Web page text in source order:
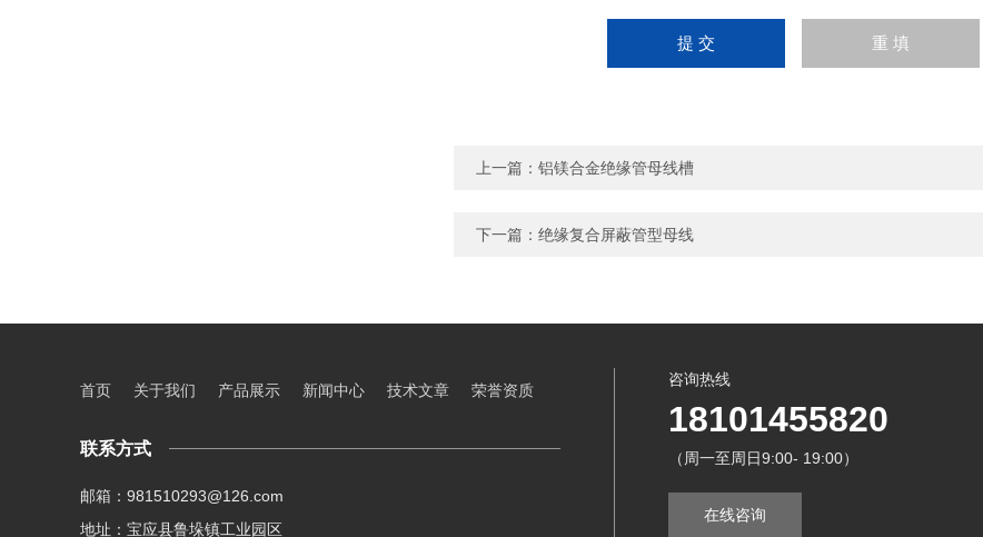
上一篇： 铝镁合金绝缘管母线槽
下一篇： 绝缘复合屏蔽管型母线
首页 关于我们 产品展示 新闻中心 技术文章 荣誉资质
联系方式
邮箱：981510293@126.com
地址：宝应县鲁垛镇工业园区
咨询热线
18101455820
（周一至周日9:00- 19:00）
在线咨询